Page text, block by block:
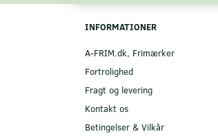
INFORMATIONER
A-FRIM.dk, Frimærker
Fortrolighed
Fragt og levering
Kontakt os
Betingelser & Vilkår